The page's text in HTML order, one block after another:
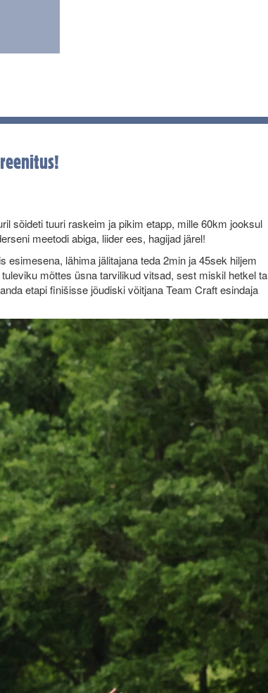
sõideti tuuri raskeim ja pikim etapp, mille 60km jooksul
meetodi abiga, liider ees, hagijad järel!
lähima jälitajana teda 2min ja 45sek hiljem
mõttes üsna tarvilikud vitsad, sest miskil hetkel ta
etapi finišisse jõudiski võitjana Team Craft esindaja